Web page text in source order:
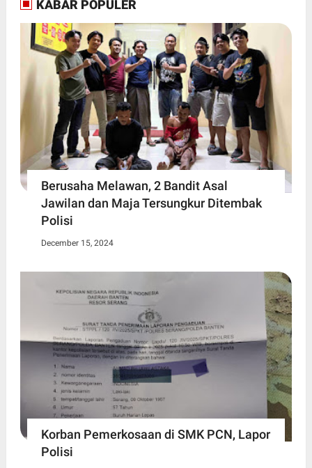
KABAR POPULER
Berusaha Melawan, 2 Bandit Asal
Jawilan dan Maja Tersungkur Ditembak
Polisi
December 15, 2024
Korban Pemerkosaan di SMK PCN, Lapor
Polisi